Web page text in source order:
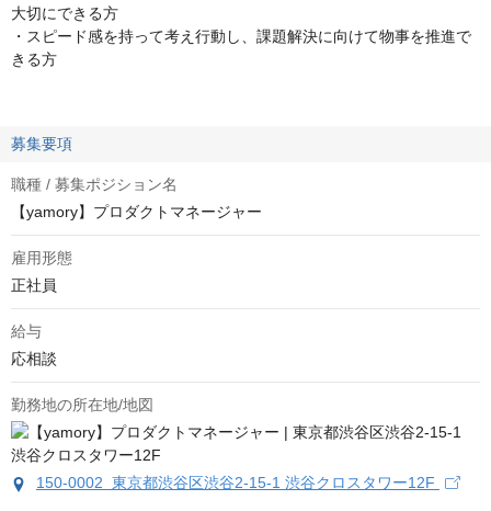
大切にできる方
・スピード感を持って考え行動し、課題解決に向けて物事を推進で
きる方
募集要項
職種 / 募集ポジション名
【yamory】プロダクトマネージャー
雇用形態
正社員
給与
応相談
勤務地の所在地/地図
150-0002 東京都渋谷区渋谷2-15-1 渋谷クロスタワー12F